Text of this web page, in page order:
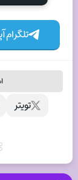
تلگرام
تویتر